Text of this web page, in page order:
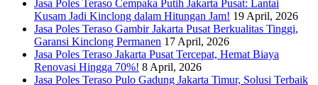
Jasa Poles Teraso Cempaka Putih Jakarta Pusat: Lantai
Kusam Jadi Kinclong dalam Hitungan Jam! 19 April, 2026
Jasa Poles Teraso Gambir Jakarta Pusat Berkualitas Tinggi,
Garansi Kinclong Permanen 17 April, 2026
Jasa Poles Teraso Jakarta Pusat Tercepat, Hemat Biaya
Renovasi Hingga 70%! 8 April, 2026
Jasa Poles Teraso Pulo Gadung Jakarta Timur, Solusi Terbaik